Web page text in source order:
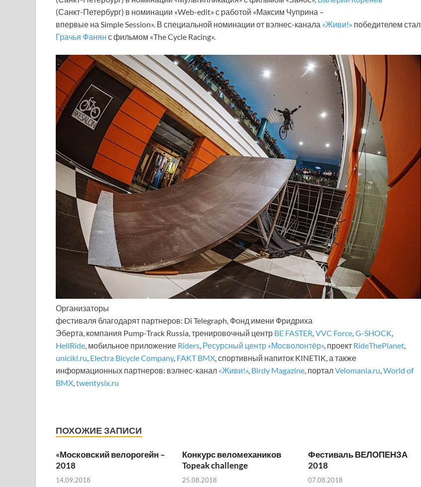
(Санкт-Петербург) в номинации «Web-edit» с работой «Максим Чуприна –
впервые на Simple Session». В специальной номинации от вэлнес-канала «Живи!» победителем стал
Грачья Фанян с фильмом «The Cycle Racing».
Организаторы
фестиваля благодарят партнеров: Di Telegraph, Фонд имени Фридриха
Эберта, компания Pump-Track Russia, тренировочный центр BE FASTER,VVC Force,G-SHOCK,
HellRide, мобильное приложение Riders, Ресурсный центр «Мосволонтёр», проект RideThePlanet,
unicikl.ru, Electra Bicycle Company, FAKT BMX, спортивный напиток KINETIK, а также
информационных партнеров: вэлнес-канал «Живи!», Birdy Magazine, порталVelomania.ru,World of
BMX,twentysix.ru
ПОХОЖИЕ ЗАПИСИ
«Московский велорогейн –
2018
14.09.2018
Конкурс веломехаников
Topeak challenge
25.08.2018
Фестиваль ВЕЛОПЕНЗА
2018
07.08.2018